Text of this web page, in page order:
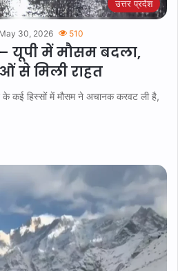
उत्तर प्रदेश
May 30, 2026 510
यूपी में मौसम बदला,
से मिली राहत
कई हिस्सों में मौसम ने अचानक करवट ली है,